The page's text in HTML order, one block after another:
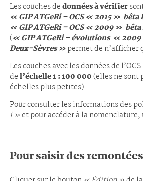
Les couches dedonnées à vérifier
« GIP ATGeRi – OCS « 2015 »
« GIP ATGeRi – OCS « 2009 »
(« GIP ATGeRi – évolutions «
Deux-Sèvres »permet de n’afficher
Les couches avec les données de
del’échelle 1 : 100 000(elles ne sont
échelles plus petites).
Pour consulter les informations des
i »et pour accéder à la
Pour saisir des